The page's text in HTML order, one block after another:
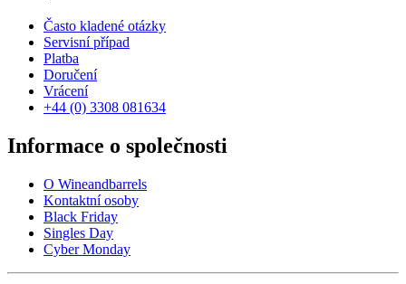
Často kladené otázky
Servisní případ
Platba
Doručení
Vrácení
+44 (0) 3308 081634
Informace o společnosti
O Wineandbarrels
Kontaktní osoby
Black Friday
Singles Day
Cyber Monday